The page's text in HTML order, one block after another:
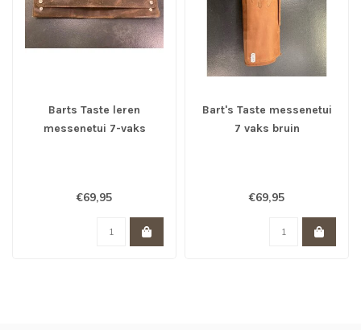
Barts Taste leren
messenetui 7-vaks
€69,95
Bart's Taste messenetui
7 vaks bruin
€69,95